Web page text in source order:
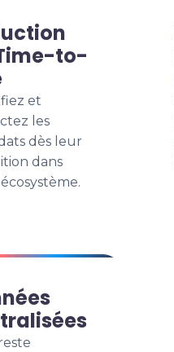
to-
et
les
dès leur
dans